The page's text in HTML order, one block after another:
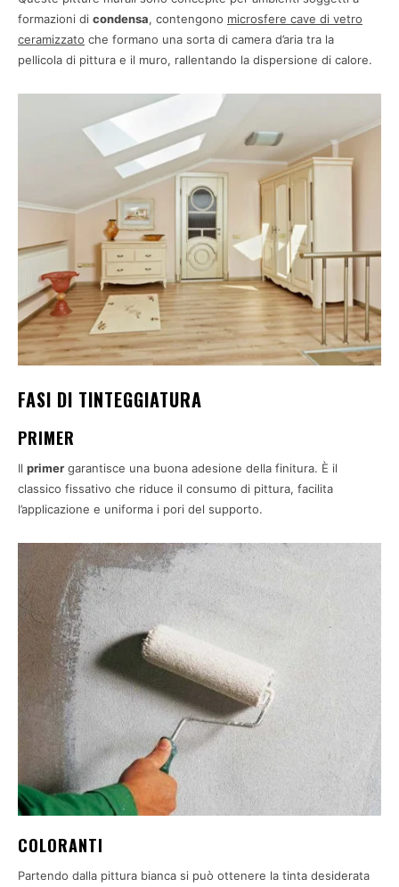
formazioni di condensa, contengono microsfere cave di vetro
ceramizzato che formano una sorta di camera d’aria tra la
pellicola di pittura e il muro, rallentando la dispersione di calore.
FASI DI TINTEGGIATURA
PRIMER
Il primer garantisce una buona adesione della finitura. È il
classico fissativo che riduce il consumo di pittura, facilita
l’applicazione e uniforma i pori del supporto.
COLORANTI
Partendo dalla pittura bianca si può ottenere la tinta desiderata